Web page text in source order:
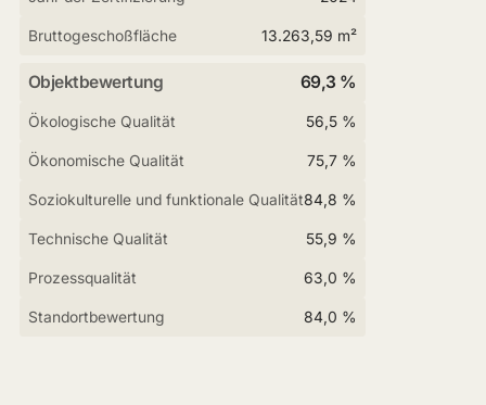
Bruttogeschoßfläche 13.263,59 m²
Objektbewertung 69,3 %
Ökologische Qualität 56,5 %
Ökonomische Qualität 75,7 %
Soziokulturelle und funktionale Qualität84,8 %
Technische Qualität 55,9 %
Prozessqualität 63,0 %
Standortbewertung 84,0 %